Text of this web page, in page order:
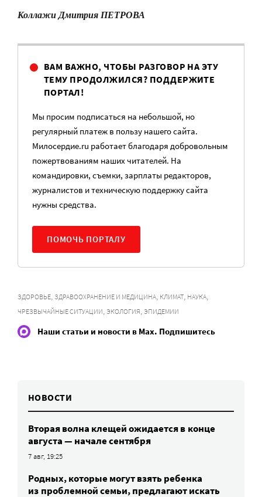
Коллажи Дмитрия ПЕТРОВА
ВАМ ВАЖНО, ЧТОБЫ РАЗГОВОР НА ЭТУ
ТЕМУ ПРОДОЛЖИЛСЯ? ПОДДЕРЖИТЕ
ПОРТАЛ!
Мы просим подписаться на небольшой, но
регулярный платеж в пользу нашего сайта.
Милосердие.ru работает благодаря добровольным
пожертвованиям наших читателей. На
командировки, съемки, зарплаты редакторов,
журналистов и техническую поддержку сайта
нужны средства.
ПОМОЧЬ ПОРТАЛУ
ЗДОРОВЬЕ ЗДРАВООХРАНЕНИЕ И МЕДИЦИНА КЛИМАТ НАУКА
ЧРЕЗВЫЧАЙНЫЕ СИТУАЦИИ ЭКОЛОГИЯ ЭПИДЕМИИ
Наши статьи и новости в Max. Подпишитесь
НОВОСТИ
Вторая волна клещей ожидается в конце
августа — начале сентября
7 авг, 19:25
Родных, которые могут взять ребенка
из проблемной семьи, предлагают искать